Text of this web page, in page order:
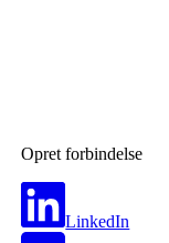
Opret forbindelse
LinkedIn